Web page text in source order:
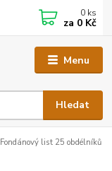
Menu
Hledat
0 ks
za 0 Kč
Fondánový list 25 obdélníků